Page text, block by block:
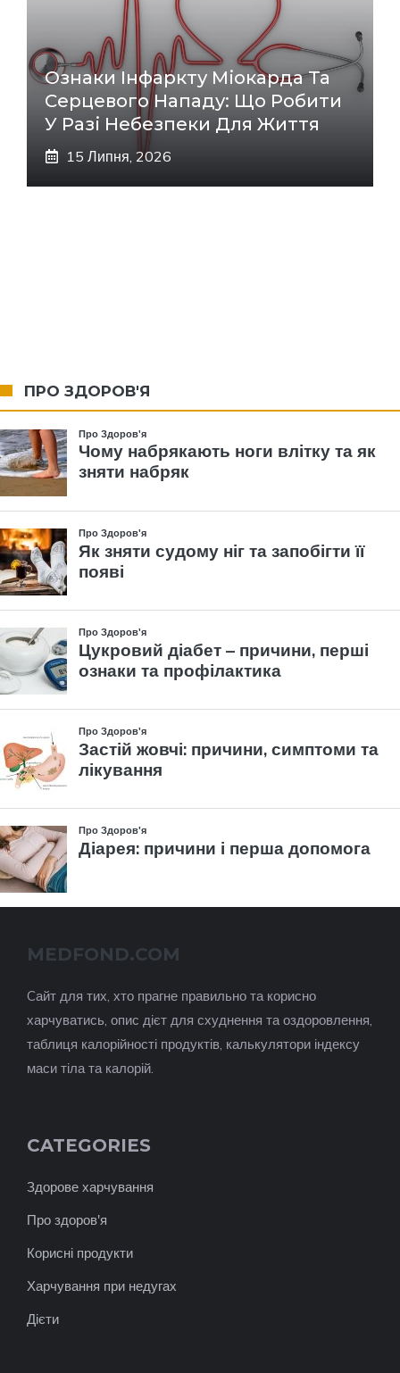
Ознаки Інфаркту Міокарда Та
Серцевого Нападу: Що Робити
У Разі Небезпеки Для Життя
15 Липня, 2026
ПРО ЗДОРОВ'Я
MEDFOND.COM
Cайт для тих, хто прагне правильно та корисно
харчуватись, опис дієт для схуднення та оздоровлення,
таблиця калорійності продуктів, калькулятори індексу
маси тіла та калорій.
CATEGORIES
Здорове харчування
Про здоров'я
Корисні продукти
Харчування при недугах
Дієти